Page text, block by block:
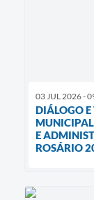
03 JUL 2026 -
DIÁLOGO
E
ROSÁRIO